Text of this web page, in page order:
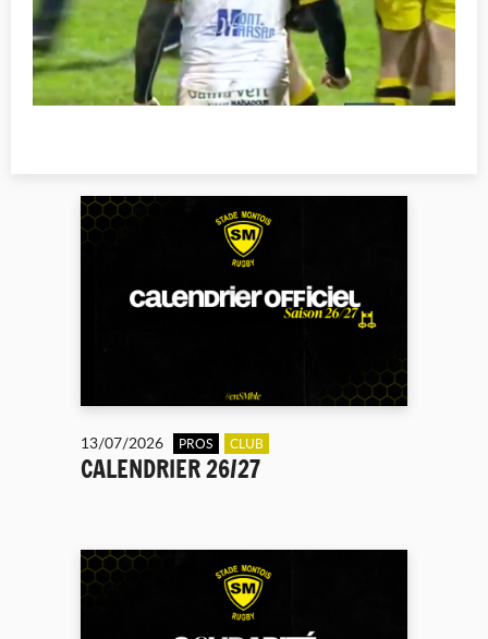
13/07/2026 PROS CLUB
CALENDRIER 26/27